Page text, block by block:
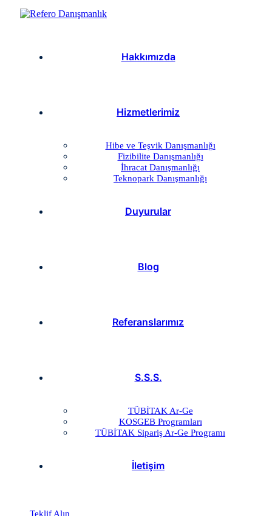
Hakkımızda
Hizmetlerimiz
Hibe ve Teşvik Danışmanlığı
Fizibilite Danışmanlığı
İhracat Danışmanlığı
Teknopark Danışmanlığı
Duyurular
Blog
Referanslarımız
S.S.S.
TÜBİTAK Ar-Ge
KOSGEB Programları
TÜBİTAK Sipariş Ar-Ge Programı
İletişim
Teklif Alın